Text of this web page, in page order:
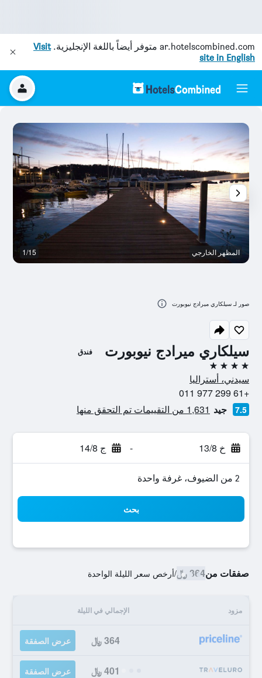
ar.hotelscombined.com متوفر أيضاً باللغة الإنجليزية.Visit
site in English
سيلكاري ميرادج نيوبورت فندق
4 نجوم
سيدني، أستراليا
+61 299 977 011
7.5 جيد 1,631 من التقييمات تم التحقق منها
خ 13/8 - ج 14/8
2 من الضيوف، غرفة واحدة
بحث
صفقات من364 ﷼ /أرخص سعر الليلة الواحدة
مزود الإجمالي في الليلة
364 ﷼ عرض الصفقة
401 ﷼ عرض الصفقة
المظهر الخارجي 1/15
صور لـ سيلكاري ميرادج نيوبورت